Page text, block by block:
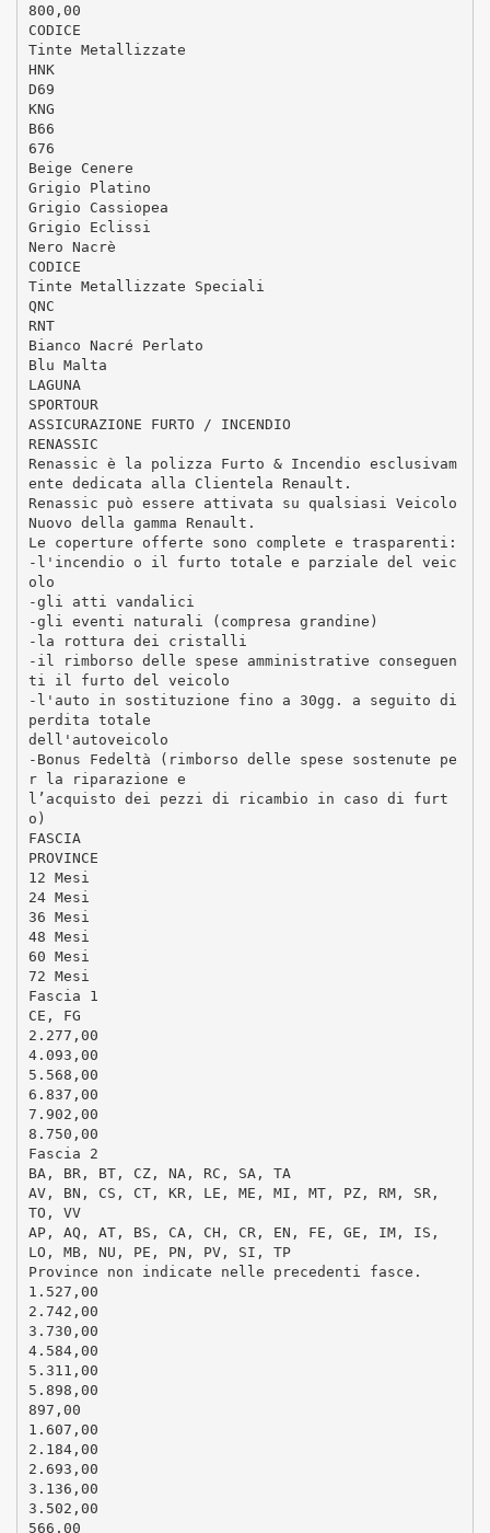
800,00
CODICE
Tinte Metallizzate
HNK
D69
KNG
B66
676
Beige Cenere
Grigio Platino
Grigio Cassiopea
Grigio Eclissi
Nero Nacrè
CODICE
Tinte Metallizzate Speciali
QNC
RNT
Bianco Nacré Perlato
Blu Malta
LAGUNA
SPORTOUR
ASSICURAZIONE FURTO / INCENDIO
RENASSIC
Renassic è la polizza Furto & Incendio esclusivam
ente dedicata alla Clientela Renault.
Renassic può essere attivata su qualsiasi Veicolo
Nuovo della gamma Renault.
Le coperture offerte sono complete e trasparenti:
-l'incendio o il furto totale e parziale del veic
olo
-gli atti vandalici
-gli eventi naturali (compresa grandine)
-la rottura dei cristalli
-il rimborso delle spese amministrative conseguen
ti il furto del veicolo
-l'auto in sostituzione fino a 30gg. a seguito di
perdita totale
dell'autoveicolo
-Bonus Fedeltà (rimborso delle spese sostenute pe
r la riparazione e
l’acquisto dei pezzi di ricambio in caso di furt
o)
FASCIA
PROVINCE
12 Mesi
24 Mesi
36 Mesi
48 Mesi
60 Mesi
72 Mesi
Fascia 1
CE, FG
2.277,00
4.093,00
5.568,00
6.837,00
7.902,00
8.750,00
Fascia 2
BA, BR, BT, CZ, NA, RC, SA, TA
AV, BN, CS, CT, KR, LE, ME, MI, MT, PZ, RM, SR,
TO, VV
AP, AQ, AT, BS, CA, CH, CR, EN, FE, GE, IM, IS,
LO, MB, NU, PE, PN, PV, SI, TP
Province non indicate nelle precedenti fasce.
1.527,00
2.742,00
3.730,00
4.584,00
5.311,00
5.898,00
897,00
1.607,00
2.184,00
2.693,00
3.136,00
3.502,00
566,00